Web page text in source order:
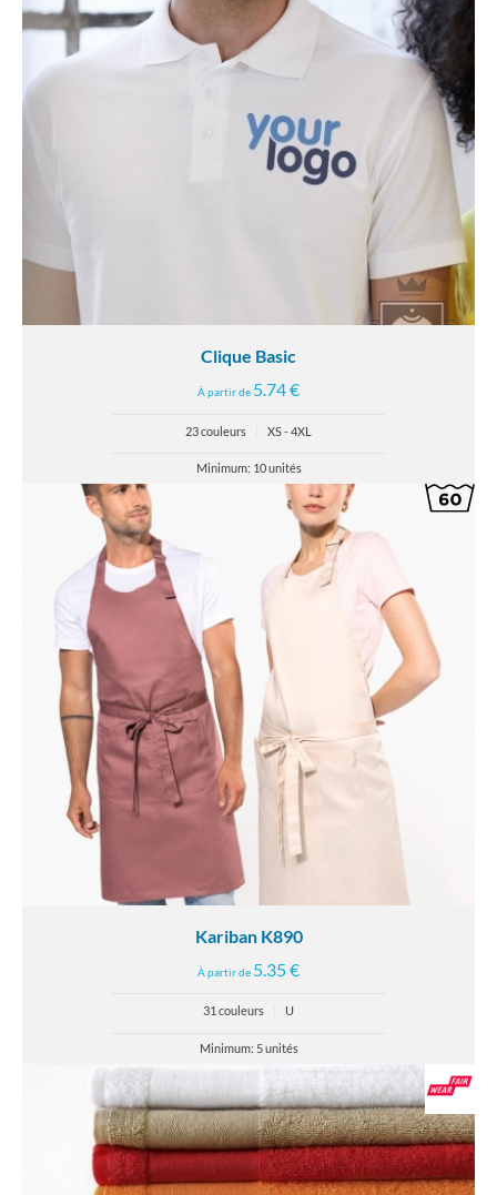
Clique Basic
À partir de 5.74 €
23 couleurs XS - 4XL
Minimum: 10 unités
Kariban K890
À partir de 5.35 €
31 couleurs U
Minimum: 5 unités